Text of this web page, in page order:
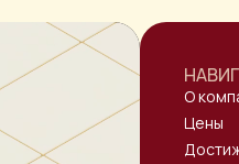
О
Цены